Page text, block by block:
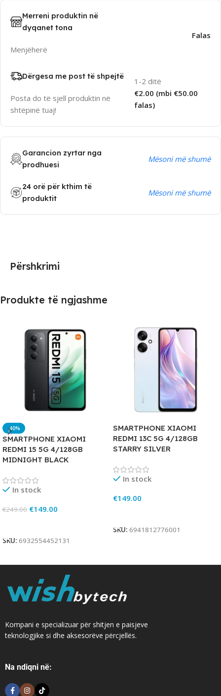
Merreni produktin në
dyqanet tona
Menjëherë
Falas
Dërgesa me post të shpejtë
Posta do të sjell produktin në
shtëpinë tuaj!
1-2 ditë
€2.00 (mbi €50.00
falas)
Garancion zyrtar nga
prodhuesi
Mësoni më shumë
24 orë për kthim të
produktit
Mësoni më shumë
Përshkrimi
Produkte të ngjashme
-40%
SMARTPHONE XIAOMI
REDMI 15 5G 4/128GB
MIDNIGHT BLACK
In stock
€249.00 €149.00
SKU: 6932554452131
SMARTPHONE XIAOMI
REDMI 13C 5G 4/128GB
STARRY SILVER
In stock
€149.00
SKU: 6941812776001
Kompani e specializuar për shitjen e paisjeve
teknologjike si dhe aksesorëve përcjellës.
Na ndiqni në: